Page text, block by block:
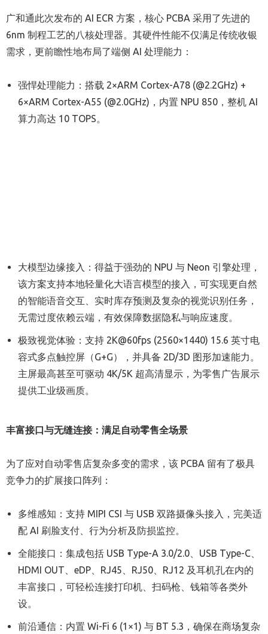
广和通此次发布的 AI ECR 方案，核心 PCBA 采用了先进的
6nm 制程工艺的八核处理器。其硬件性能不仅满足传统收银
需求，更前瞻性地布局了端侧 AI 处理能力：
强悍处理能力：搭载 2×ARM Cortex-A78 (@2.2GHz) +
6×ARM Cortex-A55 (@2.0GHz)，内置 NPU 850，整机 AI
算力高达 10 TOPS。
大模型边缘接入：得益于强劲的 NPU 与 Neon 引擎处理，
该方案支持本地轻量化大语言模型的接入，可实现更自然
的智能语音交互、实时库存预测及复杂的视觉识别任务，
无需过度依赖云端，有效保障数据隐私与响应速度。
极致视觉体验：支持 2K@60fps (2560×1440) 15.6 英寸电
容式多点触控屏（G+G），并具备 2D/3D 图形加速能力。
主屏最高甚至可驱动 4K/5K 超高清显示，为零售广告展示
提供工业级画质。
丰富接口与无缝连接：满足自动零售全场景
为了应对自动零售店复杂多变的需求，该 PCBA 留有了极具
竞争力的扩展接口阵列：
多维感知：支持 MIPI CSI 与 USB 双路摄像头接入，完美适
配 AI 刷脸支付、行为分析及防损监控。
全能接口：集成包括 USB Type-A 3.0/2.0、USB Type-C、
HDMI OUT、eDP、RJ45、RJ50、RJ12 及耳机孔在内的
丰富接口，可轻松连接打印机、扫码枪、钱箱等各类外
设。
前沿通信：内置 Wi-Fi 6 (1×1) 与 BT 5.3，确保在商场复杂